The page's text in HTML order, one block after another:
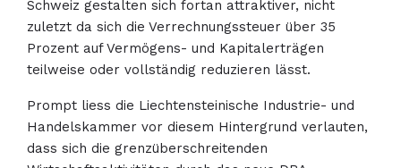
Schweiz gestalten sich fortan attraktiver, nicht
zuletzt da sich die Verrechnungssteuer über 35
Prozent auf Vermögens- und Kapitalerträgen
teilweise oder vollständig reduzieren lässt.
Prompt liess die Liechtensteinische Industrie- und
Handelskammer vor diesem Hintergrund verlauten,
dass sich die grenzüberschreitenden